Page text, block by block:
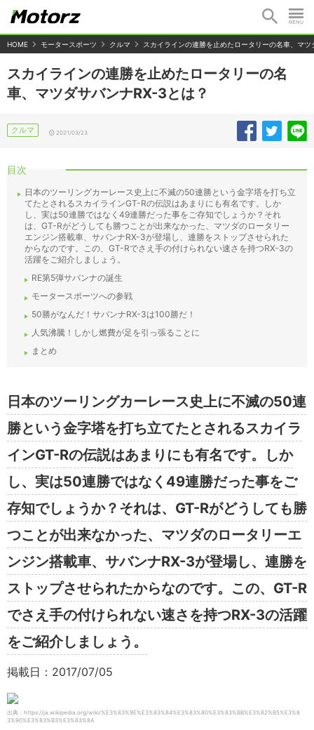
HOME モータースポーツ クルマ スカイラインの連勝を止めたロータリーの名車、マツ
スカイラインの連勝を止めたロータリーの名
車、マツダサバンナRX-3とは？
クルマ 2021/03/23
目次
日本のツーリングカーレース史上に不滅の50連勝という金字塔を打ち立
てたとされるスカイラインGT-Rの伝説はあまりにも有名です。しか
し、実は50連勝ではなく49連勝だった事をご存知でしょうか？それ
は、GT-Rがどうしても勝つことが出来なかった、マツダのロータリー
エンジン搭載車、サバンナRX-3が登場し、連勝をストップさせられた
からなのです。この、GT-Rでさえ手の付けられない速さを持つRX-3の
活躍をご紹介しましょう。
RE第5弾サバンナの誕生
モータースポーツへの参戦
50勝がなんだ！サバンナRX-3は100勝だ！
人気沸騰！しかし燃費が足を引っ張ることに
まとめ
日本のツーリングカーレース史上に不滅の50連
勝という金字塔を打ち立てたとされるスカイラ
インGT-Rの伝説はあまりにも有名です。しか
し、実は50連勝ではなく49連勝だった事をご
存知でしょうか？それは、GT-Rがどうしても勝
つことが出来なかった、マツダのロータリーエ
ンジン搭載車、サバンナRX-3が登場し、連勝を
ストップさせられたからなのです。この、GT-R
でさえ手の付けられない速さを持つRX-3の活躍
をご紹介しましょう。
掲載日：2017/07/05
出典：https://ja.wikipedia.org/wiki/%E3%83%9E%E3%83%84%E3%83%80%E3%83%BB%E3%82%B5%E3%8
3%90%E3%83%B3%E3%83%8A